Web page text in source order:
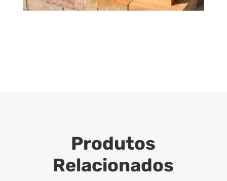
Produtos
Relacionados